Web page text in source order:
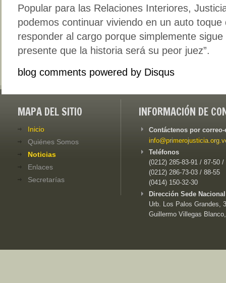
Popular para las Relaciones Interiores,
podemos continuar viviendo en un auto
responder al cargo porque simplemente
presente que la historia será su peor juez”.
blog comments powered by Disqus
MAPA DEL SITIO
Inicio
Quiénes Somos
Noticias
Enlaces
Secretarías
INFORMACIÓN DE
Contáctenos por
Teléfonos
(0212) 285-83-91 / 87-50 /
(0212) 286-73-03 / 88-55
(0414) 150-32-30
Dirección Sede
Urb. Los Palos Grandes,
Guillermo Villegas